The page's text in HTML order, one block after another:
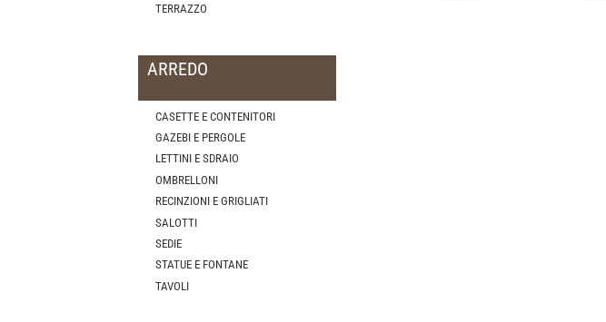
TERRAZZO
ARREDO
CASETTE E CONTENITORI
GAZEBI E PERGOLE
LETTINI E SDRAIO
OMBRELLONI
RECINZIONI E GRIGLIATI
SALOTTI
SEDIE
STATUE E FONTANE
TAVOLI